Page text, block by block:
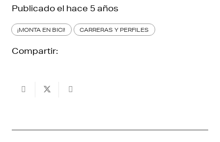
Publicado el hace 5 años
¡MONTA EN BICI! CARRERAS Y PERFILES
Compartir: